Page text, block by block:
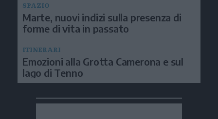
SPAZIO
Marte, nuovi indizi sulla presenza di
forme di vita in passato
ITINERARI
Emozioni alla Grotta Camerona e sul
lago di Tenno